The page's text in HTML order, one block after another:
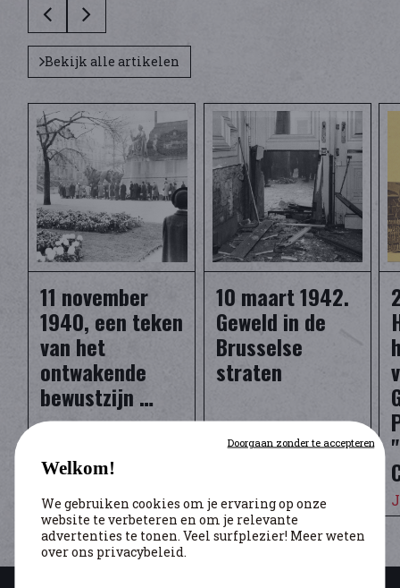
Bekijk alle artikelen
11 november
1940, een teken
van het
ontwakende
bewustzijn …
Chantal Kesteloot
10 maart 1942.
Geweld in de
Brusselse
straten
Chantal Kesteloot
Welkom!
We gebruiken cookies om je ervaring op onze
website te verbeteren en om je relevante
advertenties te tonen. Veel surfplezier! Meer weten
over ons privacybeleid.
Doorgaan zonder te accepteren